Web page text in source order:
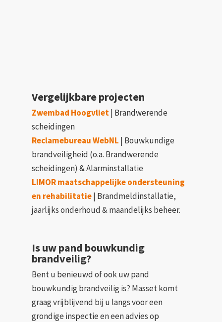
Vergelijkbare projecten
Zwembad Hoogvliet| Brandwerende
scheidingen
Reclamebureau WebNL | Bouwkundige
brandveiligheid (o.a. Brandwerende
scheidingen) & Alarminstallatie
LIMOR maatschappelijke ondersteuning
en rehabilitatie| Brandmeldinstallatie,
jaarlijks onderhoud & maandelijks beheer.
Is uw pand bouwkundig
brandveilig?
Bent u benieuwd of ook uw pand
bouwkundig brandveilig is? Masset komt
graag vrijblijvend bij u langs voor een
grondige inspectie en een advies op